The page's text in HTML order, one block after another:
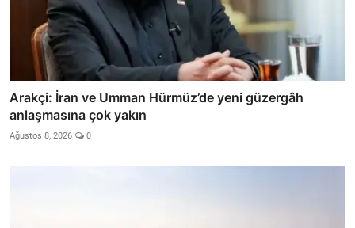
Arakçi: İran ve Umman Hürmüz’de yeni güzergâh
anlaşmasına çok yakın
Ağustos 8, 2026 0